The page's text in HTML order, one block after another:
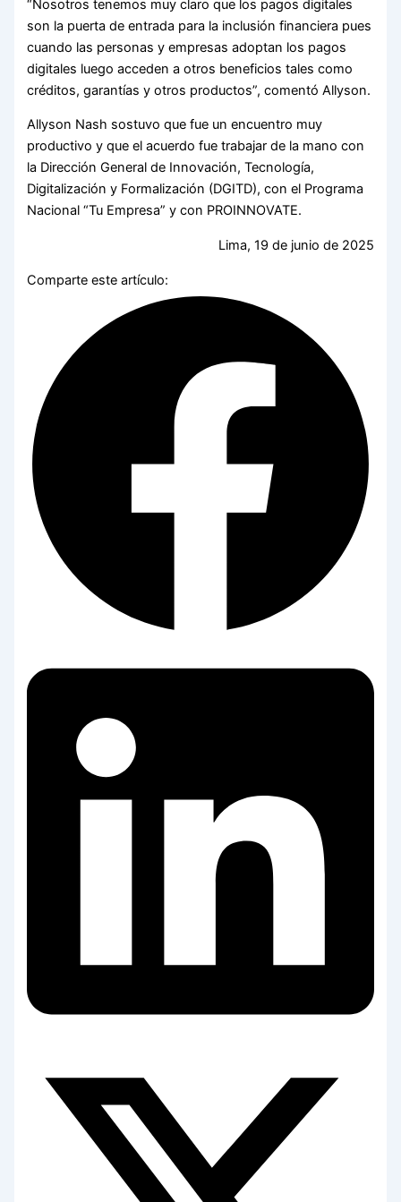
“Nosotros tenemos muy claro que los pagos digitales
son la puerta de entrada para la inclusión financiera pues
cuando las personas y empresas adoptan los pagos
digitales luego acceden a otros beneficios tales como
créditos, garantías y otros productos”, comentó Allyson.
Allyson Nash sostuvo que fue un encuentro muy
productivo y que el acuerdo fue trabajar de la mano con
la Dirección General de Innovación, Tecnología,
Digitalización y Formalización (DGITD), con el Programa
Nacional “Tu Empresa” y con PROINNOVATE.
Lima, 19 de junio de 2025
Comparte este artículo: